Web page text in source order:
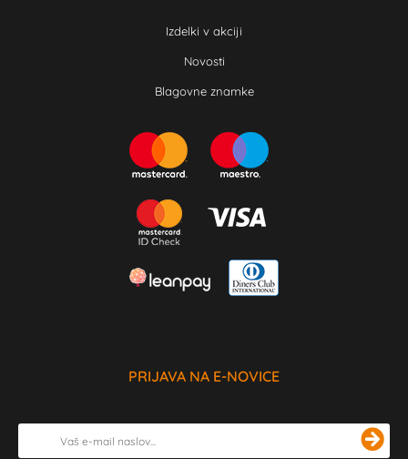
Izdelki v akciji
Novosti
Blagovne znamke
PRIJAVA NA E-NOVICE